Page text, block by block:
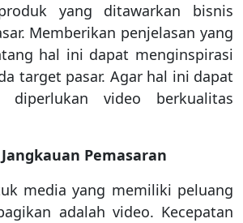
yang ditawarkan bisnis
Memberikan penjelasan yang
hal ini dapat menginspirasi
target pasar. Agar hal ini dapat
diperlukan video berkualitas
Pemasaran
media yang memiliki peluang
adalah video. Kecepatan